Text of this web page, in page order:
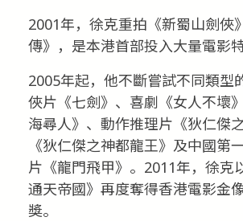
2001年，徐克重拍《新蜀山劍俠
傳》，是本港首部投入大量電影
2005年起，他不斷嘗試不同類型
俠片《七劍》、喜劇《女人不壞
海尋人》、動作推理片《狄仁傑
《狄仁傑之神都龍王》及中國第
片《龍門飛甲》。2011年，徐克
通天帝國》再度奪得香港電影金
獎。